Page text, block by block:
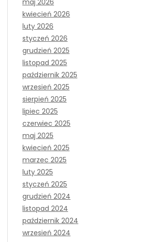
maj 2026
kwiecień 2026
luty 2026
styczeń 2026
grudzień 2025
listopad 2025
październik 2025
wrzesień 2025
sierpień 2025
lipiec 2025
czerwiec 2025
maj 2025
kwiecień 2025
marzec 2025
luty 2025
styczeń 2025
grudzień 2024
listopad 2024
październik 2024
wrzesień 2024